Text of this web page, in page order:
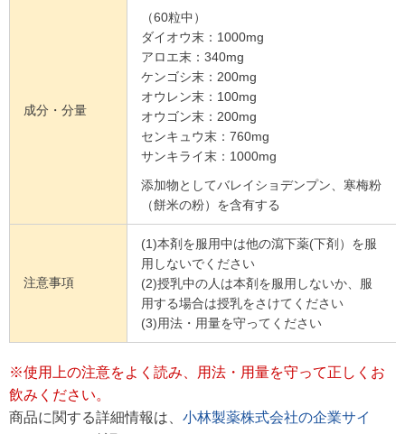
成分・分量
（60粒中）
ダイオウ末：1000mg
アロエ末：340mg
ケンゴシ末：200mg
オウレン末：100mg
オウゴン末：200mg
センキュウ末：760mg
サンキライ末：1000mg
添加物としてバレイショデンプン、寒梅粉
（餅米の粉）を含有する
注意事項
(1)本剤を服用中は他の瀉下薬(下剤）を服
用しないでください
(2)授乳中の人は本剤を服用しないか、服
用する場合は授乳をさけてください
(3)用法・用量を守ってください
※使用上の注意をよく読み、用法・用量を守って正しくお
飲みください。
商品に関する詳細情報は、 小林製薬株式会社の企業サイ